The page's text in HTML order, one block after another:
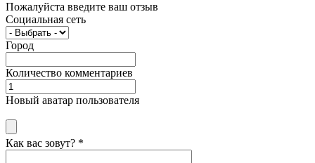
Пожалуйста введите ваш отзыв
Социальная сеть
Город
Количество комментариев
Новый аватар пользователя
Как вас зовут? *